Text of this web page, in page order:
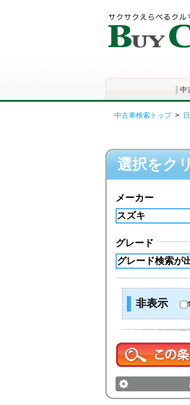
中
中古車検索トップ>
選択をク
メーカー
グレード
非表示